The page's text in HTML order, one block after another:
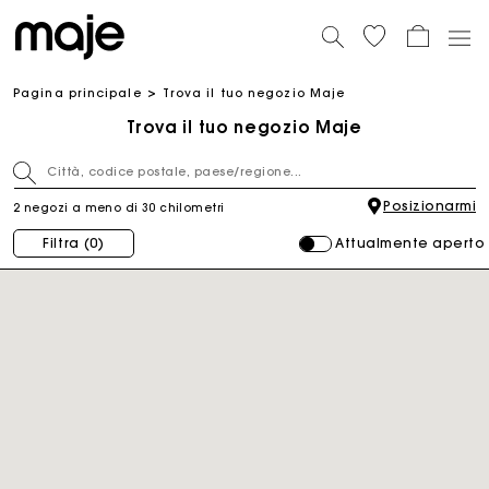
Pagina principale Trova il tuo negozio Maje
Trova il tuo negozio Maje
2 negozi a meno di 30 chilometri Posizionarmi
Filtra (0) Attualmente aperto